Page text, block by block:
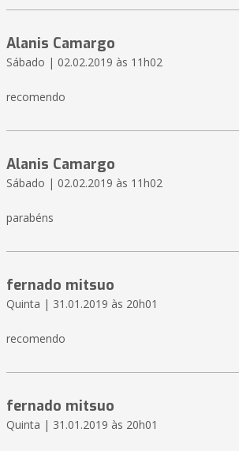
Alanis Camargo
Sábado | 02.02.2019 às 11h02
recomendo
Alanis Camargo
Sábado | 02.02.2019 às 11h02
parabéns
fernado mitsuo
Quinta | 31.01.2019 às 20h01
recomendo
fernado mitsuo
Quinta | 31.01.2019 às 20h01